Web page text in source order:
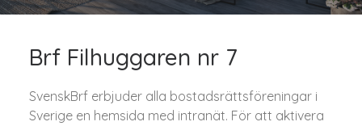
Brf Filhuggaren nr 7
SvenskBrf erbjuder alla bostadsrättsföreningar i
Sverige en hemsida med intranät. För att aktivera